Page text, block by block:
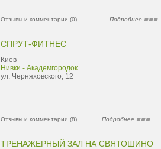
Отзывы и комментарии (0) Подробнее
СПРУТ-ФИТНЕС
Киев
Нивки - Академгородок
ул. Черняховского, 12
Отзывы и комментарии (8) Подробнее
ТРЕНАЖЕРНЫЙ ЗАЛ НА СВЯТОШИНО